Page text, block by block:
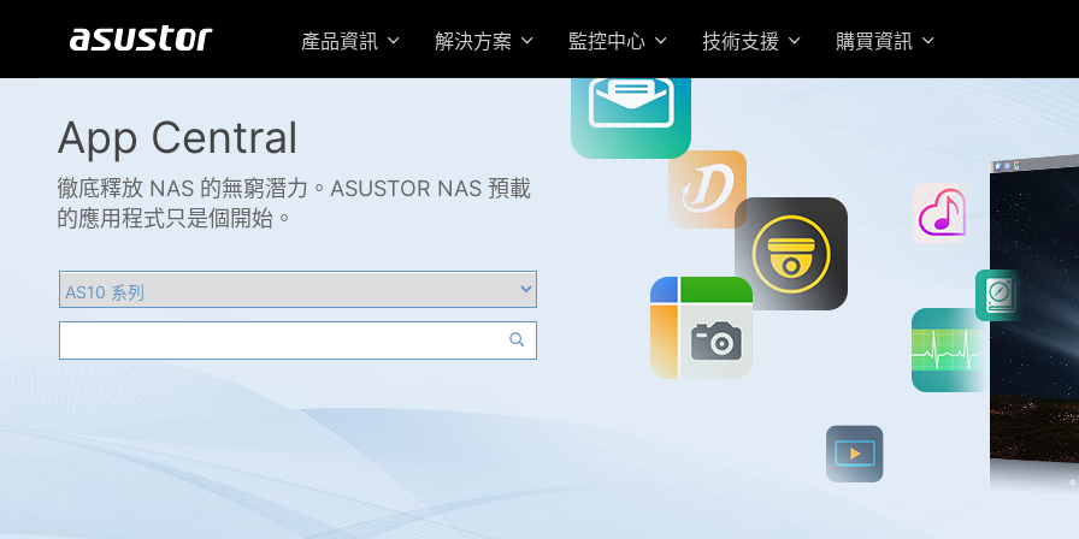
產品資訊 解決方案 監控中心 技術支援 購買資訊
App Central
徹底釋放 NAS 的無窮潛力。ASUSTOR NAS 預載
的應用程式只是個開始。